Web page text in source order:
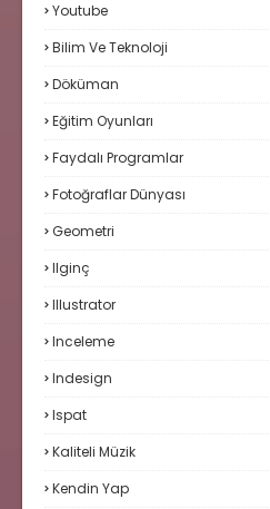
Youtube
Bilim Ve Teknoloji
Döküman
Eğitim Oyunları
Faydalı Programlar
Fotoğraflar Dünyası
Geometri
Ilginç
Illustrator
Inceleme
Indesign
Ispat
Kaliteli Müzik
Kendin Yap